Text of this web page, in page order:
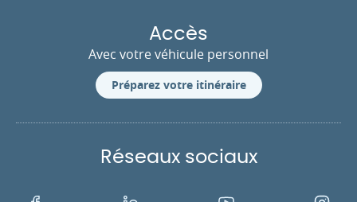
Accès
Avec votre véhicule personnel
Préparez votre itinéraire
Réseaux sociaux
Facebook LinkedIn Youtube